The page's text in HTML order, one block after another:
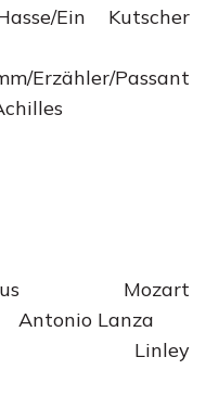
Ein Kutscher
Passant
Mozart